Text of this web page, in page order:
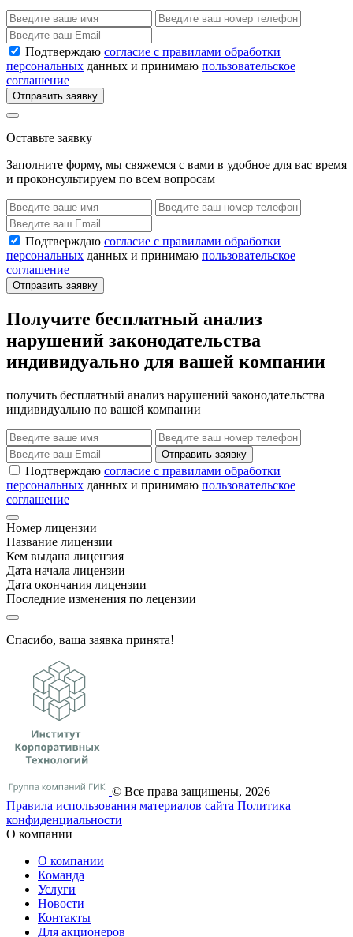
Подтверждаю согласие с правилами обработки
персональных данных и принимаю пользовательское
соглашение
Отправить заявку
Оставьте заявку
Заполните форму, мы свяжемся с вами в удобное для вас время
и проконсультируем по всем вопросам
Подтверждаю согласие с правилами обработки
персональных данных и принимаю пользовательское
соглашение
Отправить заявку
Получите бесплатный анализ
нарушений законодательства
индивидуально для вашей компании
получить бесплатный анализ нарушений законодательства
индивидуально по вашей компании
Отправить заявку
Подтверждаю согласие с правилами обработки
персональных данных и принимаю пользовательское
соглашение
Номер лицензии
Название лицензии
Кем выдана лицензия
Дата начала лицензии
Дата окончания лицензии
Последние изменения по лецензии
Спасибо, ваша заявка принята!
© Все права защищены, 2026
Правила использования материалов сайта Политика
конфиденциальности
О компании
О компании
Команда
Услуги
Новости
Контакты
Для акционеров